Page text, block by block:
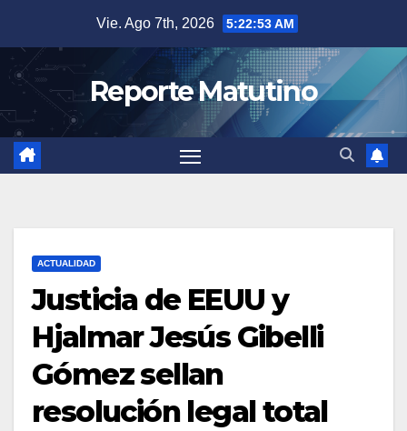
contenido
Vie. Ago 7th, 2026 5:22:54 AM
Reporte Matutino
ACTUALIDAD
Justicia de EEUU y
Hjalmar Jesús Gibelli
Gómez sellan
resolución legal total